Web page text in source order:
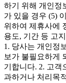
하기 위해 개인정
가 있을 경우 (5)
위하여 제휴사에
용도, 기간 등 고
1. 당사는 개인정
보가 불필요하게
기합니다. 2. 고객
과하거나 처리목